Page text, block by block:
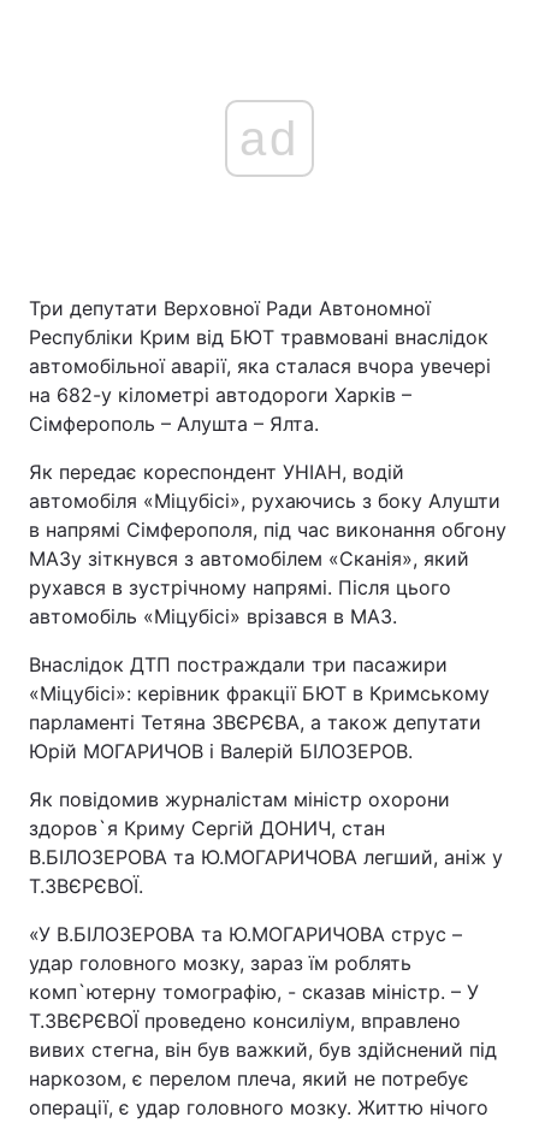
ad
Три депутати Верховної Ради Автономної
Республіки Крим від БЮТ травмовані внаслідок
автомобільної аварії, яка сталася вчора увечері
на 682-у кілометрі автодороги Харків –
Сімферополь – Алушта – Ялта.
Як передає кореспондент УНІАН, водій
автомобіля «Міцубісі», рухаючись з боку Алушти
в напрямі Сімферополя, під час виконання обгону
МАЗу зіткнувся з автомобілем «Сканія», який
рухався в зустрічному напрямі. Після цього
автомобіль «Міцубісі» врізався в МАЗ.
Внаслідок ДТП постраждали три пасажири
«Міцубісі»: керівник фракції БЮТ в Кримському
парламенті Тетяна ЗВЄРЄВА, а також депутати
Юрій МОГАРИЧОВ і Валерій БІЛОЗЕРОВ.
Як повідомив журналістам міністр охорони
здоров`я Криму Сергій ДОНИЧ, стан
В.БІЛОЗЕРОВА та Ю.МОГАРИЧОВА легший, аніж у
Т.ЗВЄРЄВОЇ.
«У В.БІЛОЗЕРОВА та Ю.МОГАРИЧОВА струс –
удар головного мозку, зараз їм роблять
комп`ютерну томографію, - сказав міністр. – У
Т.ЗВЄРЄВОЇ проведено консиліум, вправлено
вивих стегна, він був важкий, був здійснений під
наркозом, є перелом плеча, який не потребує
операції, є удар головного мозку. Життю нічого